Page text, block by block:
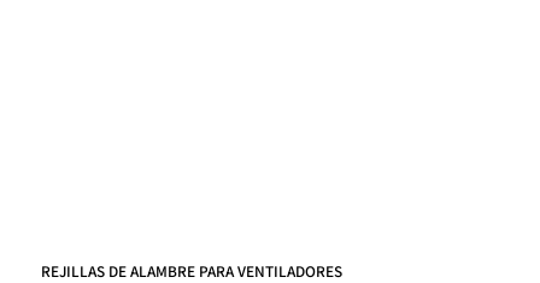
REJILLAS DE ALAMBRE PARA VENTILADORES